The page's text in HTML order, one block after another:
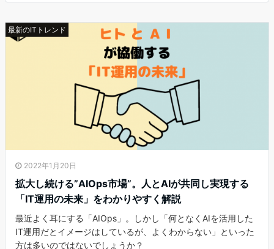
最新のITトレンド
2022年1月20日
拡大し続ける”AIOps市場”。人とAIが共同し実現する
「IT運用の未来」をわかりやすく解説
最近よく耳にする「AIOps」。しかし「何となくAIを活用した
IT運用だとイメージはしているが、よくわからない」といった
方は多いのではないでしょうか？